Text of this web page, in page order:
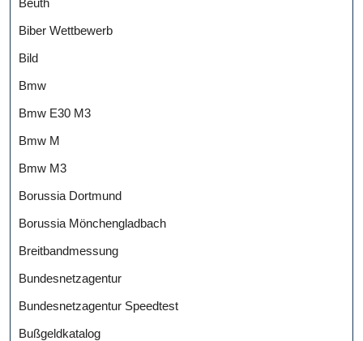
Beuth
Biber Wettbewerb
Bild
Bmw
Bmw E30 M3
Bmw M
Bmw M3
Borussia Dortmund
Borussia Mönchengladbach
Breitbandmessung
Bundesnetzagentur
Bundesnetzagentur Speedtest
Bußgeldkatalog